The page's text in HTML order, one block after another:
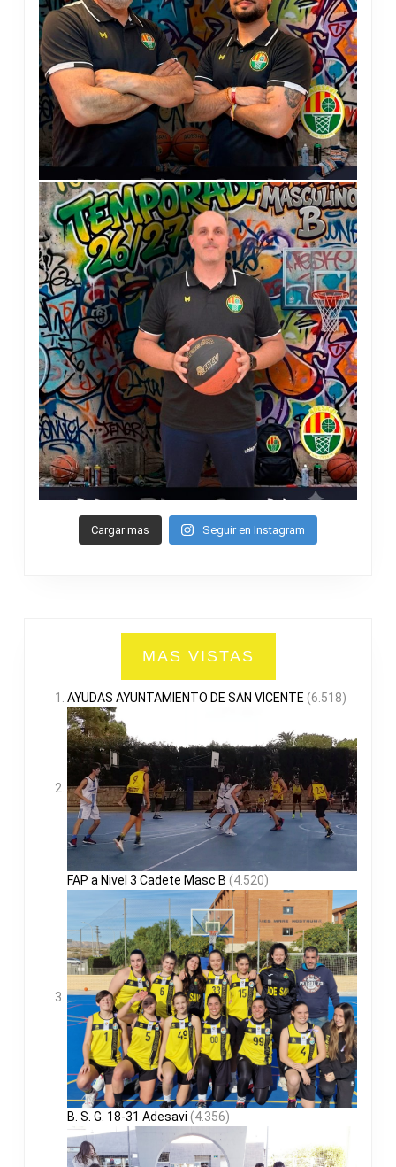
Cargar mas Seguir en Instagram
MAS VISTAS
AYUDAS AYUNTAMIENTO DE SAN VICENTE (6.518)
FAP a Nivel 3 Cadete Masc B (4.520)
B. S. G. 18-31 Adesavi (4.356)